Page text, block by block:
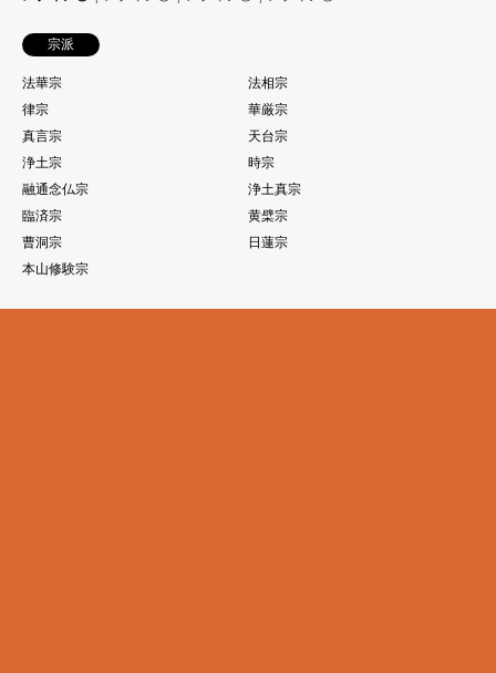
宗派
法華宗
法相宗
律宗
華厳宗
真言宗
天台宗
浄土宗
時宗
融通念仏宗
浄土真宗
臨済宗
黄檗宗
曹洞宗
日蓮宗
本山修験宗